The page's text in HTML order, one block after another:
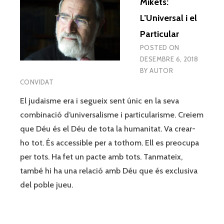
L’Universal i el
Particular
POSTED ON
DESEMBRE 6, 2018
BYAUTOR
CONVIDAT
El judaisme era i segueix sent únic en la seva
combinació d’universalisme i particularisme. Creiem
que Déu és el Déu de tota la humanitat. Va crear-
ho tot. És accessible per a tothom. Ell es preocupa
per tots. Ha fet un pacte amb tots. Tanmateix,
també hi ha una relació amb Déu que és exclusiva
del poble jueu.